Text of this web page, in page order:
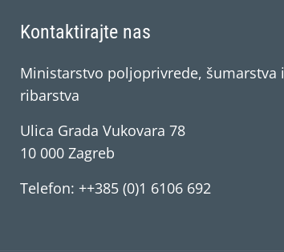
Kontaktirajte nas
Ministarstvo poljoprivrede, šumarstva i
ribarstva
Ulica Grada Vukovara 78
10 000 Zagreb
Telefon: ++385 (0)1 6106 692